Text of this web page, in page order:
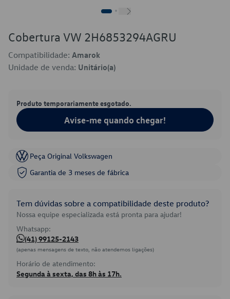
Cobertura VW 2H6853294AGRU
Compatibilidade: Amarok
Unidade de venda: Unitário(a)
Produto temporariamente esgotado.
Avise-me quando chegar!
Peça Original Volkswagen
Garantia de 3 meses de fábrica
Tem dúvidas sobre a compatibilidade deste produto?
Nossa equipe especializada está pronta para ajudar!
Whatsapp:
(41) 99125-2143
(apenas mensagens de texto, não atendemos ligações)
Horário de atendimento:
Segunda à sexta, das 8h às 17h.